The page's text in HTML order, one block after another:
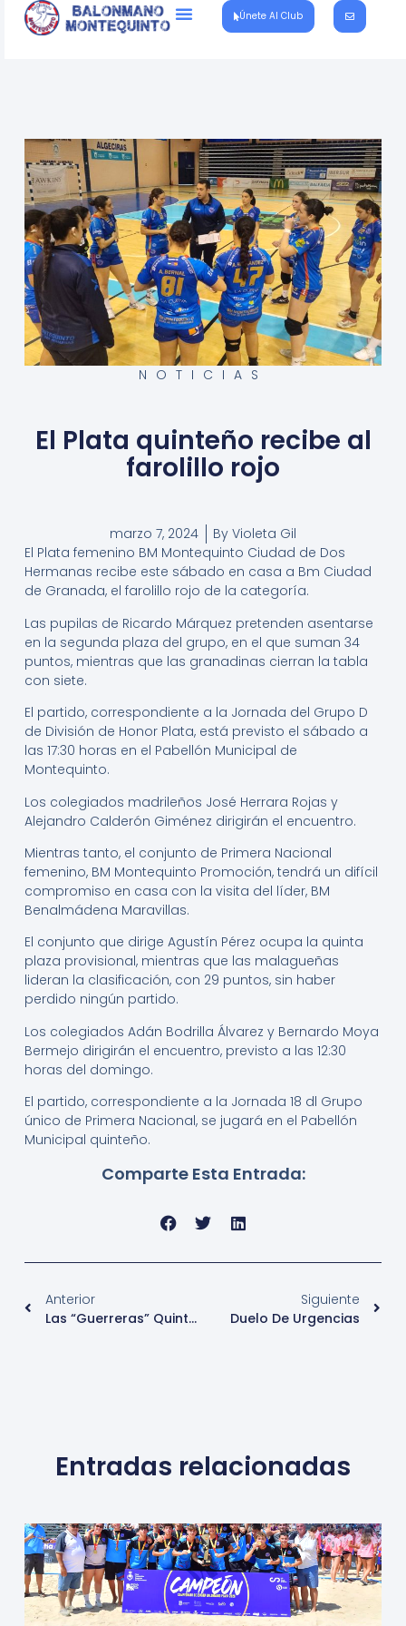
Únete Al Club
NOTICIAS
El Plata quinteño recibe al
farolillo rojo
marzo 7, 2024 By Violeta Gil
El Plata femenino BM Montequinto Ciudad de Dos
Hermanas recibe este sábado en casa a Bm Ciudad
de Granada, el farolillo rojo de la categoría.
Las pupilas de Ricardo Márquez pretenden asentarse
en la segunda plaza del grupo, en el que suman 34
puntos, mientras que las granadinas cierran la tabla
con siete.
El partido, correspondiente a la Jornada del Grupo D
de División de Honor Plata, está previsto el sábado a
las 17:30 horas en el Pabellón Municipal de
Montequinto.
Los colegiados madrileños José Herrara Rojas y
Alejandro Calderón Giménez dirigirán el encuentro.
Mientras tanto, el conjunto de Primera Nacional
femenino, BM Montequinto Promoción, tendrá un difícil
compromiso en casa con la visita del líder, BM
Benalmádena Maravillas.
El conjunto que dirige Agustín Pérez ocupa la quinta
plaza provisional, mientras que las malagueñas
lideran la clasificación, con 29 puntos, sin haber
perdido ningún partido.
Los colegiados Adán Bodrilla Álvarez y Bernardo Moya
Bermejo dirigirán el encuentro, previsto a las 12:30
horas del domingo.
El partido, correspondiente a la Jornada 18 dl Grupo
único de Primera Nacional, se jugará en el Pabellón
Municipal quinteño.
Comparte Esta Entrada:
Anterior
Las “guerreras” Quinteñas, Protagonistas En Torneos Internacionales Con Sus Selecciones
Siguiente
Duelo De Urgencias
Entradas relacionadas